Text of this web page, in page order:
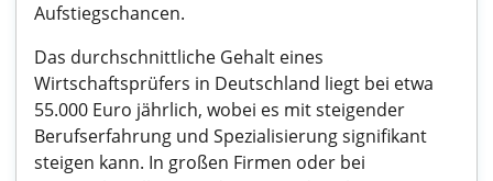
Aufstiegschancen.
Das durchschnittliche Gehalt eines
Wirtschaftsprüfers in Deutschland liegt bei etwa
55.000 Euro jährlich, wobei es mit steigender
Berufserfahrung und Spezialisierung signifikant
steigen kann. In großen Firmen oder bei